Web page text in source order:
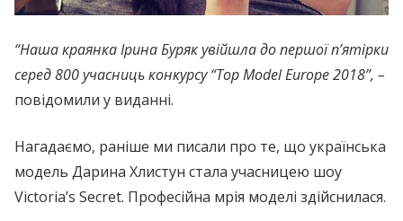
“Наша краянка Ірина Буряк увійшла до першої п’ятірки
серед 800 учасниць конкурсу “Top Model Europe 2018”, –
повідомили у виданні.
Нагадаємо, раніше ми писали про те, що українська
модель Дарина Хлистун стала учасницею шоу
Victoria’s Secret. Професійна мрія моделі здійснилася.